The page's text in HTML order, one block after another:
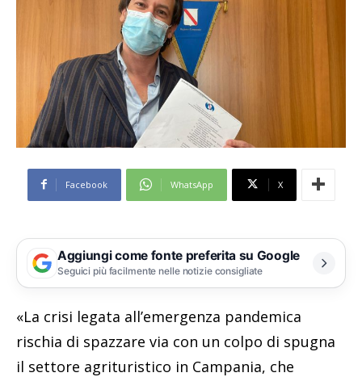
Facebook WhatsApp X
Aggiungi come fonte preferita su Google
Seguici più facilmente nelle notizie consigliate
«La crisi legata all’emergenza pandemica
rischia di spazzare via con un colpo di spugna
il settore agrituristico in Campania, che